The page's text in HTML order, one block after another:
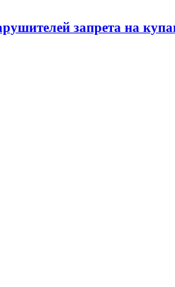
запрета на